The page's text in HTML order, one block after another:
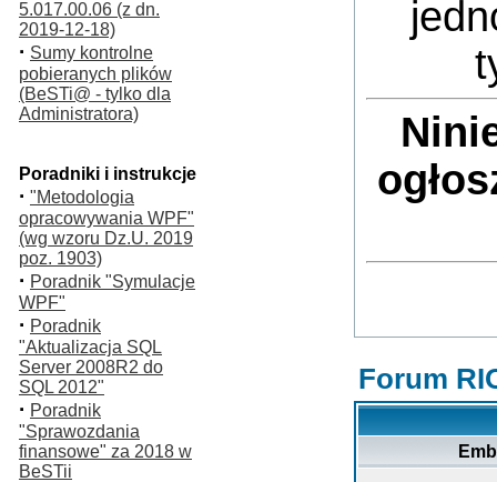
5.017.00.06 (z dn.
2019-12-18)
· Sumy kontrolne
pobieranych plików
(BeSTi@ - tylko dla
Administratora)
Poradniki i instrukcje
· "Metodologia
opracowywania WPF"
(wg wzoru Dz.U. 2019
poz. 1903)
· Poradnik "Symulacje
WPF"
· Poradnik
"Aktualizacja SQL
Server 2008R2 do
SQL 2012"
· Poradnik
"Sprawozdania
finansowe" za 2018 w
BeSTii
Forum